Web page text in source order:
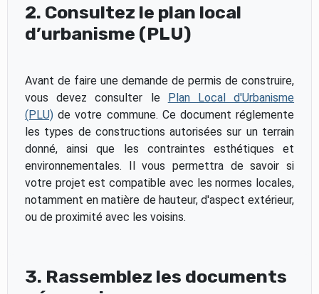
2. Consultez le plan local
d’urbanisme (PLU)
Avant de faire une demande de permis de construire,
vous devez consulter le Plan Local d'Urbanisme
(PLU)de votre commune. Ce document réglemente
les types de constructions autorisées sur un terrain
donné, ainsi que les contraintes esthétiques et
environnementales. Il vous permettra de savoir si
votre projet est compatible avec les normes locales,
notamment en matière de hauteur, d'aspect extérieur,
ou de proximité avec les voisins.
3. Rassemblez les documents